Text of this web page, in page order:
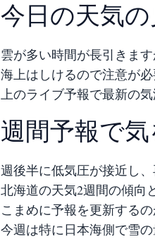
今日の天気の
雲が多い時間が長引きま
海上はしけるので注意が必
上のライブ予報で最新の
週間予報で
週後半に低気圧が接近し
北海道の天気2週間の傾向
こまめに予報を更新するの
今週は特に日本海側で雪